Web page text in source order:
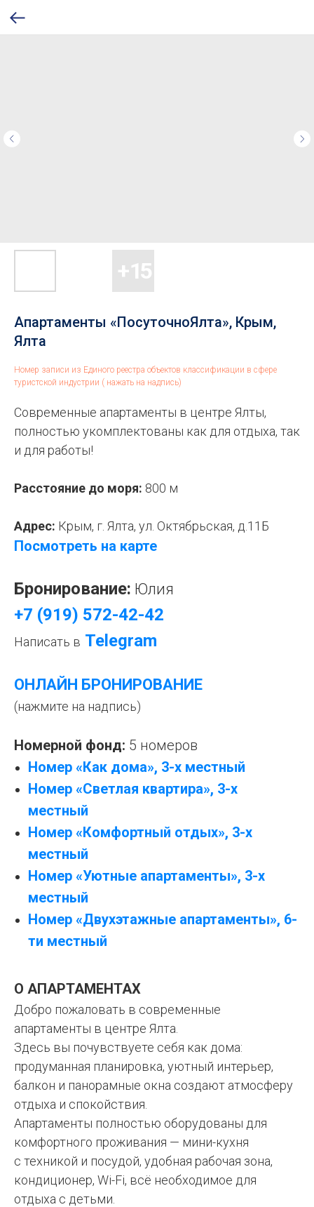
Апартаменты «ПосуточноЯлта», Крым,
Ялта
Номер записи из Единого реестра объектов классификации в сфере
туристской индустрии ( нажать на надпись)
Современные апартаменты в центре Ялты,
полностью укомплектованы как для отдыха, так
и для работы!
Расстояние до моря: 800 м
Адрес: Крым, г. Ялта, ул. Октябрьская, д.11Б
Посмотреть на карте
Бронирование: Юлия
+7 (919) 572-42-42
Написать в Telegram
ОНЛАЙН БРОНИРОВАНИЕ
(нажмите на надпись)
Номерной фонд: 5 номеров
Номер «Как дома», 3-х местный
Номер «Светлая квартира», 3-х
местный
Номер «Комфортный отдых», 3-х
местный
Номер «Уютные апартаменты», 3-х
местный
Номер «Двухэтажные апартаменты», 6-
ти местный
О АПАРТАМЕНТАХ
Добро пожаловать в современные
апартаменты в центре Ялта.
Здесь вы почувствуете себя как дома:
продуманная планировка, уютный интерьер,
балкон и панорамные окна создают атмосферу
отдыха и спокойствия.
Апартаменты полностью оборудованы для
комфортного проживания — мини-кухня
с техникой и посудой, удобная рабочая зона,
кондиционер, Wi-Fi, всё необходимое для
отдыха с детьми.